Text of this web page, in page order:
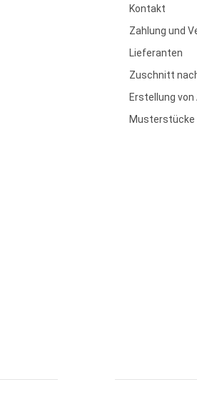
Kontakt
Zahlung und
Lieferanten
Zuschnitt
Erstellung von
Musterstücke